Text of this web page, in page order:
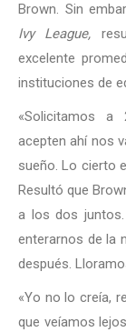
Brown. Sin
Ivy League,
excelente
instituciones de
«Solicitamos a
acepten ahí nos
sueño. Lo cierto
Resultó que
a los dos
enterarnos de la
después.
«Yo no lo creía,
que veíamos